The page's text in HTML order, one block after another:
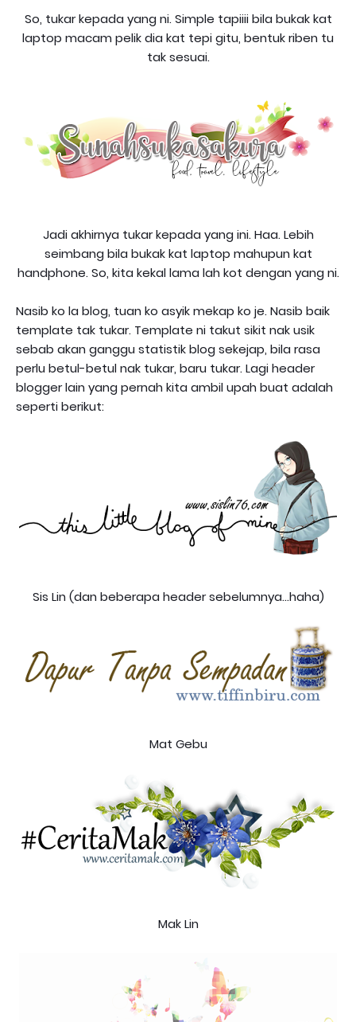
So, tukar kepada yang ni. Simple tapiiii bila bukak kat
laptop macam pelik dia kat tepi gitu, bentuk riben tu
tak sesuai.
Jadi akhirnya tukar kepada yang ini. Haa. Lebih
seimbang bila bukak kat laptop mahupun kat
handphone. So, kita kekal lama lah kot dengan yang ni.
Nasib ko la blog, tuan ko asyik mekap ko je. Nasib baik
template tak tukar. Template ni takut sikit nak usik
sebab akan ganggu statistik blog sekejap, bila rasa
perlu betul-betul nak tukar, baru tukar. Lagi header
blogger lain yang pernah kita ambil upah buat adalah
seperti berikut:
Sis Lin (dan beberapa header sebelumnya...haha)
Mat Gebu
Mak Lin